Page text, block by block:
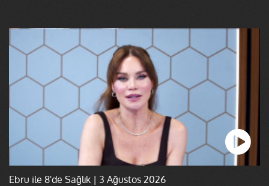
Ebru ile 8'de Sağlık | 3 Ağustos 2026